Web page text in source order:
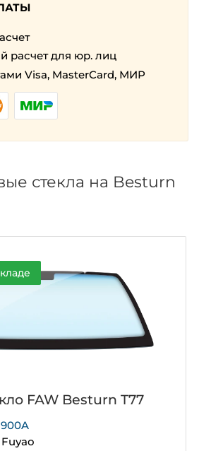
расчет для юр. лиц
Visa, MasterCard, МИР
стекла на Besturn
FAW Besturn T77
Fuyao